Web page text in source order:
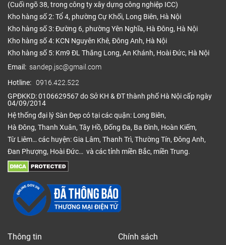
(Cuối ngõ 38, trong công ty xây dựng công nghiệp ICC)
Kho hàng số 2: Tổ 4, phường Cự Khối, Long Biên, Hà Nội
Kho hàng số 3: Đường 6, phường Yên Nghĩa, Hà Đông, Hà Nội
Kho hàng số 4: KCN Nguyên Khê, Đông Anh, Hà Nội
Kho hàng số 5: Km9 ĐL Thăng Long, An Khánh, Hoài Đức, Hà Nội
Email: sandep.jsc@gmail.com
Hotline: 0916.422.522
GPĐKKD: 0106629567 do Sở KH & ĐT thành phố Hà Nội cấp ngày
04/09/2014
Hệ thống đại lý Sàn Đẹp có tại các quận: Long Biên,
Hà Đông, Thanh Xuân, Tây Hồ, Đống Đa, Ba Đình, Hoàn Kiếm,
Từ Liêm… các huyện: Gia Lâm, Thanh Trì, Thường Tín, Đông Anh,
Đan Phượng, Hoài Đức… và các tỉnh miền Bắc, miền Trung.
Thông tin Chính sách